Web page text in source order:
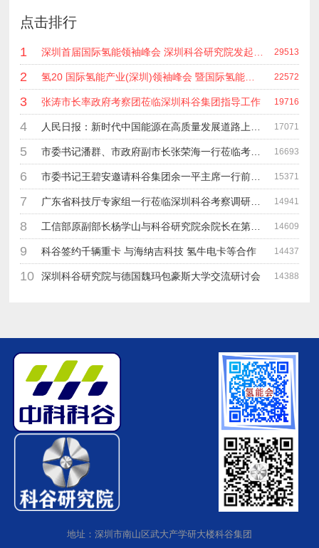
点击排行
1 29513
2 氢20 国际氢能产业(深圳)领袖峰会 暨国际氢能产业链展览会 22572
3 张涛市长率政府考察团莅临深圳科谷集团指导工作 19716
4 17071
5 市委书记潘群、市政府副市长张荣海一行莅临考察指导工作 16693
6 市委书记王碧安邀请科谷集团余一平主席一行前往工业转移园考察合作 15371
7 广东省科技厅专家组一行莅临深圳科谷考察调研“未来能源中心”项目 14941
8 工信部原副部长杨学山与科谷研究院余院长在第九届中电博览会交流 14609
9 科谷签约千辆重卡 与海纳吉科技 氢牛电卡等合作 14437
10 深圳科谷研究院与德国魏玛包豪斯大学交流研讨会 14388
地址：深圳市南山区武大产学研大楼科谷集团